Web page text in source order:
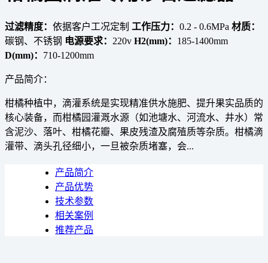
过滤精度： 依据客户工况定制 工作压力： 0.2 - 0.6MPa 材质：
碳钢、不锈钢 电源要求： 220v H2(mm)： 185-1400mm
D(mm)： 710-1200mm
产品简介：
柑橘种植中，滴灌系统是实现精准供水施肥、提升果实品质的
核心装备，而柑橘园灌溉水源（如池塘水、河流水、井水）常
含泥沙、落叶、柑橘花瓣、果皮残渣及腐殖质等杂质。柑橘滴
灌带、滴头孔径细小，一旦被杂质堵塞，会...
产品简介
产品优势
技术参数
相关案例
推荐产品